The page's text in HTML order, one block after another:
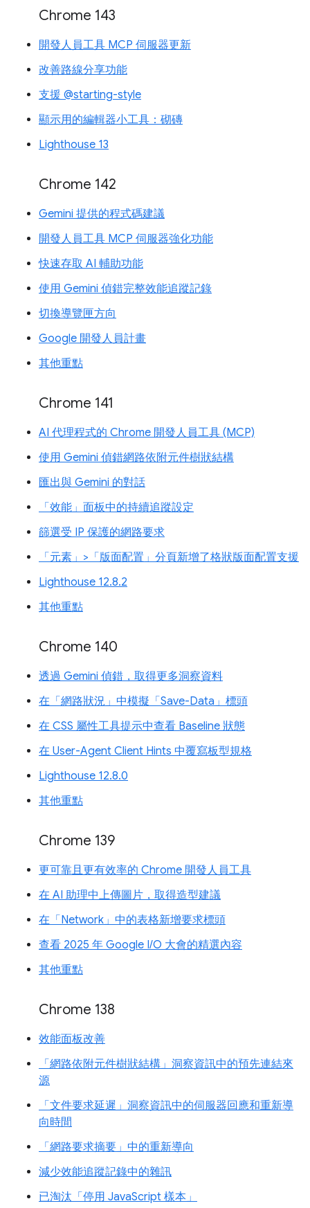
Chrome 143
開發人員工具 MCP 伺服器更新
改善路線分享功能
支援 @starting-style
顯示用的編輯器小工具：砌磚
Lighthouse 13
Chrome 142
Gemini 提供的程式碼建議
開發人員工具 MCP 伺服器強化功能
快速存取 AI 輔助功能
使用 Gemini 偵錯完整效能追蹤記錄
切換導覽匣方向
Google 開發人員計畫
其他重點
Chrome 141
AI 代理程式的 Chrome 開發人員工具 (MCP)
使用 Gemini 偵錯網路依附元件樹狀結構
匯出與 Gemini 的對話
「效能」面板中的持續追蹤設定
篩選受 IP 保護的網路要求
「元素」>「版面配置」分頁新增了格狀版面配置支援
Lighthouse 12.8.2
其他重點
Chrome 140
透過 Gemini 偵錯，取得更多洞察資料
在「網路狀況」中模擬「Save-Data」標頭
在 CSS 屬性工具提示中查看 Baseline 狀態
在 User-Agent Client Hints 中覆寫板型規格
Lighthouse 12.8.0
其他重點
Chrome 139
更可靠且更有效率的 Chrome 開發人員工具
在 AI 助理中上傳圖片，取得造型建議
在「Network」中的表格新增要求標頭
查看 2025 年 Google I/O 大會的精選內容
其他重點
Chrome 138
效能面板改善
「網路依附元件樹狀結構」洞察資訊中的預先連結來
源
「文件要求延遲」洞察資訊中的伺服器回應和重新導
向時間
「網路要求摘要」中的重新導向
減少效能追蹤記錄中的雜訊
已淘汰「停用 JavaScript 樣本」